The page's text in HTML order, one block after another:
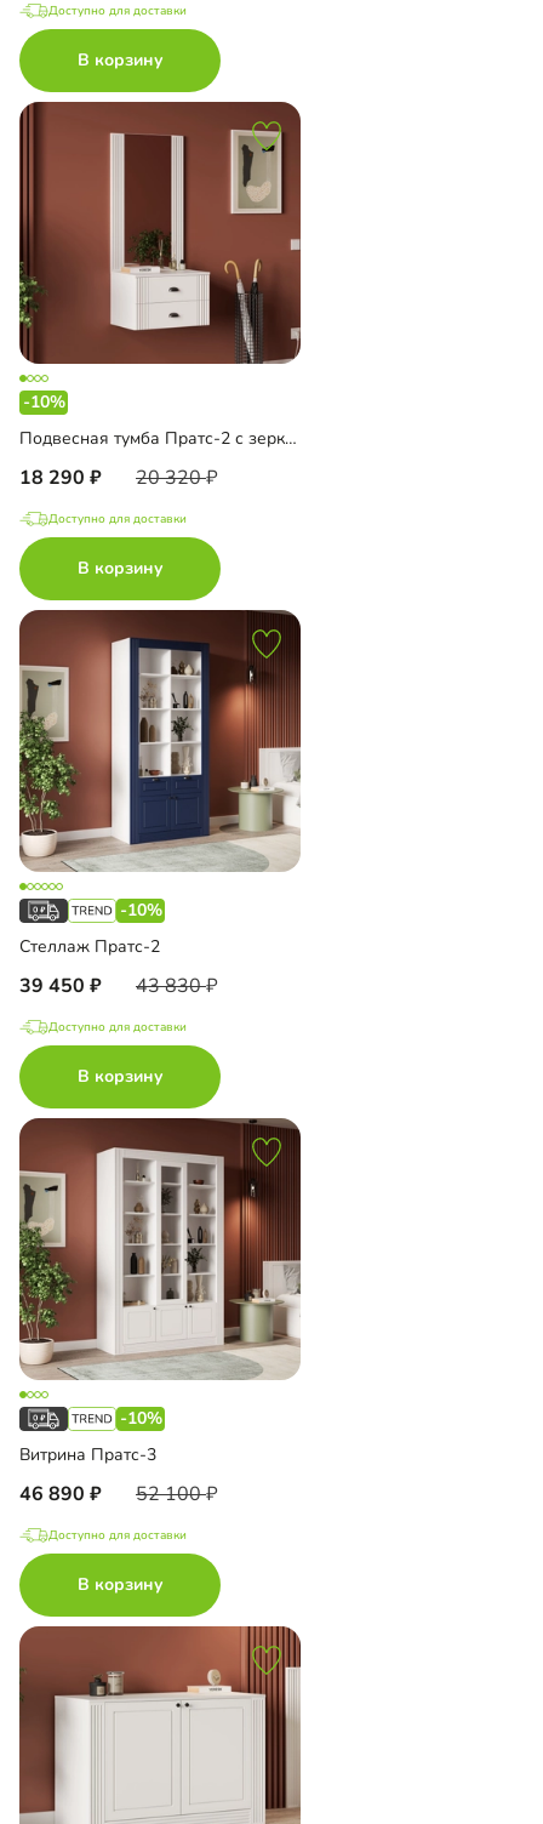
Доступно для доставки
В корзину
-10%
Подвесная тумба Пратс-2 с зеркалом
18 290 20 320
Доступно для доставки
В корзину
-10%
Стеллаж Пратс-2
39 450 43 830
Доступно для доставки
В корзину
-10%
Витрина Пратс-3
46 890 52 100
Доступно для доставки
В корзину